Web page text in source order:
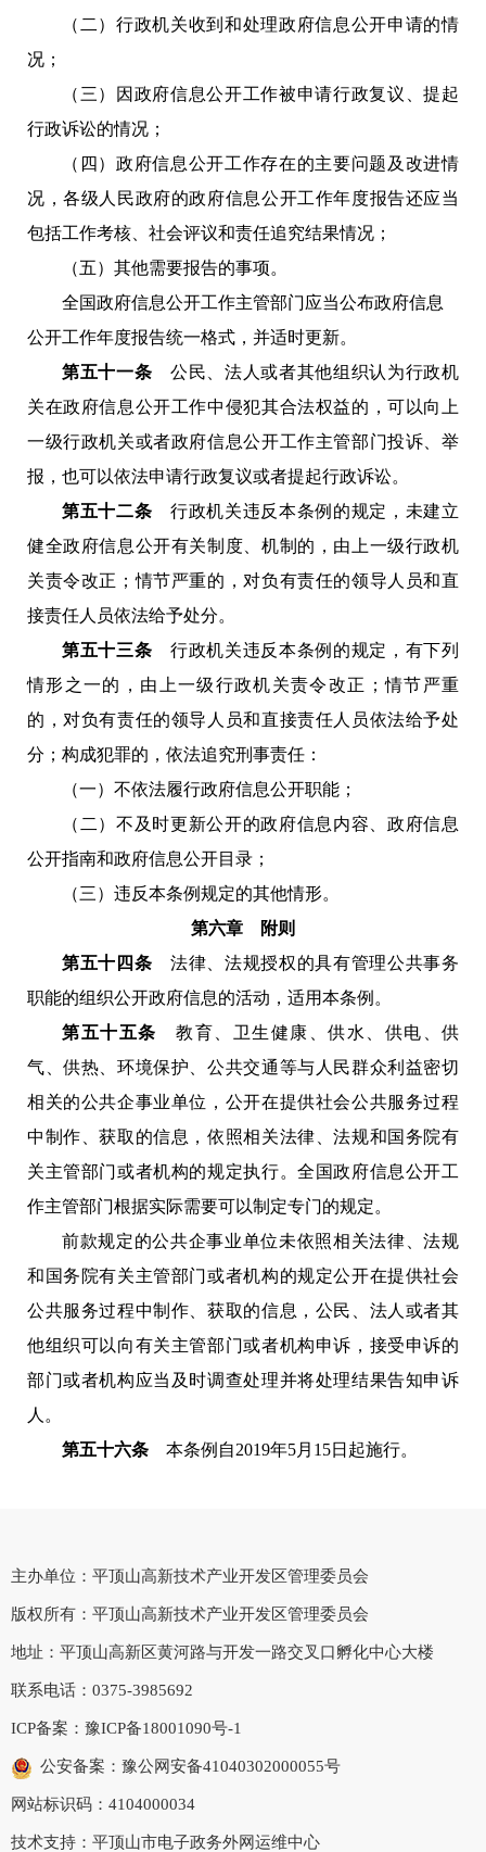
（二）行政机关收到和处理政府信息公开申请的情
况；
（三）因政府信息公开工作被申请行政复议、提起
行政诉讼的情况；
（四）政府信息公开工作存在的主要问题及改进情
况，各级人民政府的政府信息公开工作年度报告还应当
包括工作考核、社会评议和责任追究结果情况；
（五）其他需要报告的事项。
全国政府信息公开工作主管部门应当公布政府信息
公开工作年度报告统一格式，并适时更新。
第五十一条
公民、法人或者其他组织认为行政机
关在政府信息公开工作中侵犯其合法权益的，可以向上
一级行政机关或者政府信息公开工作主管部门投诉、举
报，也可以依法申请行政复议或者提起行政诉讼。
第五十二条
行政机关违反本条例的规定，未建立
健全政府信息公开有关制度、机制的，由上一级行政机
关责令改正；情节严重的，对负有责任的领导人员和直
接责任人员依法给予处分。
第五十三条
行政机关违反本条例的规定，有下列
情形之一的，由上一级行政机关责令改正；情节严重
的，对负有责任的领导人员和直接责任人员依法给予处
分；构成犯罪的，依法追究刑事责任：
（一）不依法履行政府信息公开职能；
（二）不及时更新公开的政府信息内容、政府信息
公开指南和政府信息公开目录；
（三）违反本条例规定的其他情形。
第六章 附则
第五十四条
法律、法规授权的具有管理公共事务
职能的组织公开政府信息的活动，适用本条例。
第五十五条 教育、卫生健康、供水、供电、供
气、供热、环境保护、公共交通等与人民群众利益密切
相关的公共企事业单位，公开在提供社会公共服务过程
中制作、获取的信息，依照相关法律、法规和国务院有
关主管部门或者机构的规定执行。全国政府信息公开工
作主管部门根据实际需要可以制定专门的规定。
前款规定的公共企事业单位未依照相关法律、法规
和国务院有关主管部门或者机构的规定公开在提供社会
公共服务过程中制作、获取的信息，公民、法人或者其
他组织可以向有关主管部门或者机构申诉，接受申诉的
部门或者机构应当及时调查处理并将处理结果告知申诉
人。
第五十六条
本条例自2019年5月15日起施行。
主办单位：平顶山高新技术产业开发区管理委员会
版权所有：平顶山高新技术产业开发区管理委员会
地址：平顶山高新区黄河路与开发一路交叉口孵化中心大楼
联系电话：0375-3985692
ICP备案： 豫ICP备18001090号-1
公安备案：豫公网安备41040302000055号
网站标识码：4104000034
技术支持：平顶山市电子政务外网运维中心